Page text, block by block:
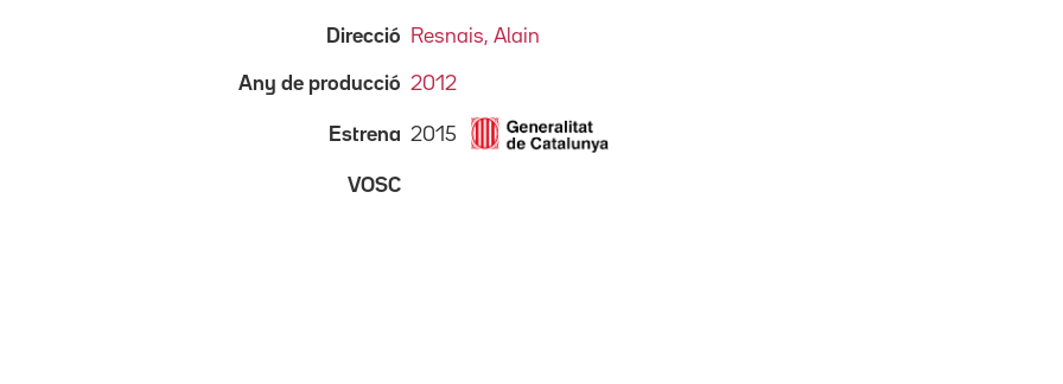
Direcció Resnais, Alain
Any de producció 2012
Estrena 2015
VOSC